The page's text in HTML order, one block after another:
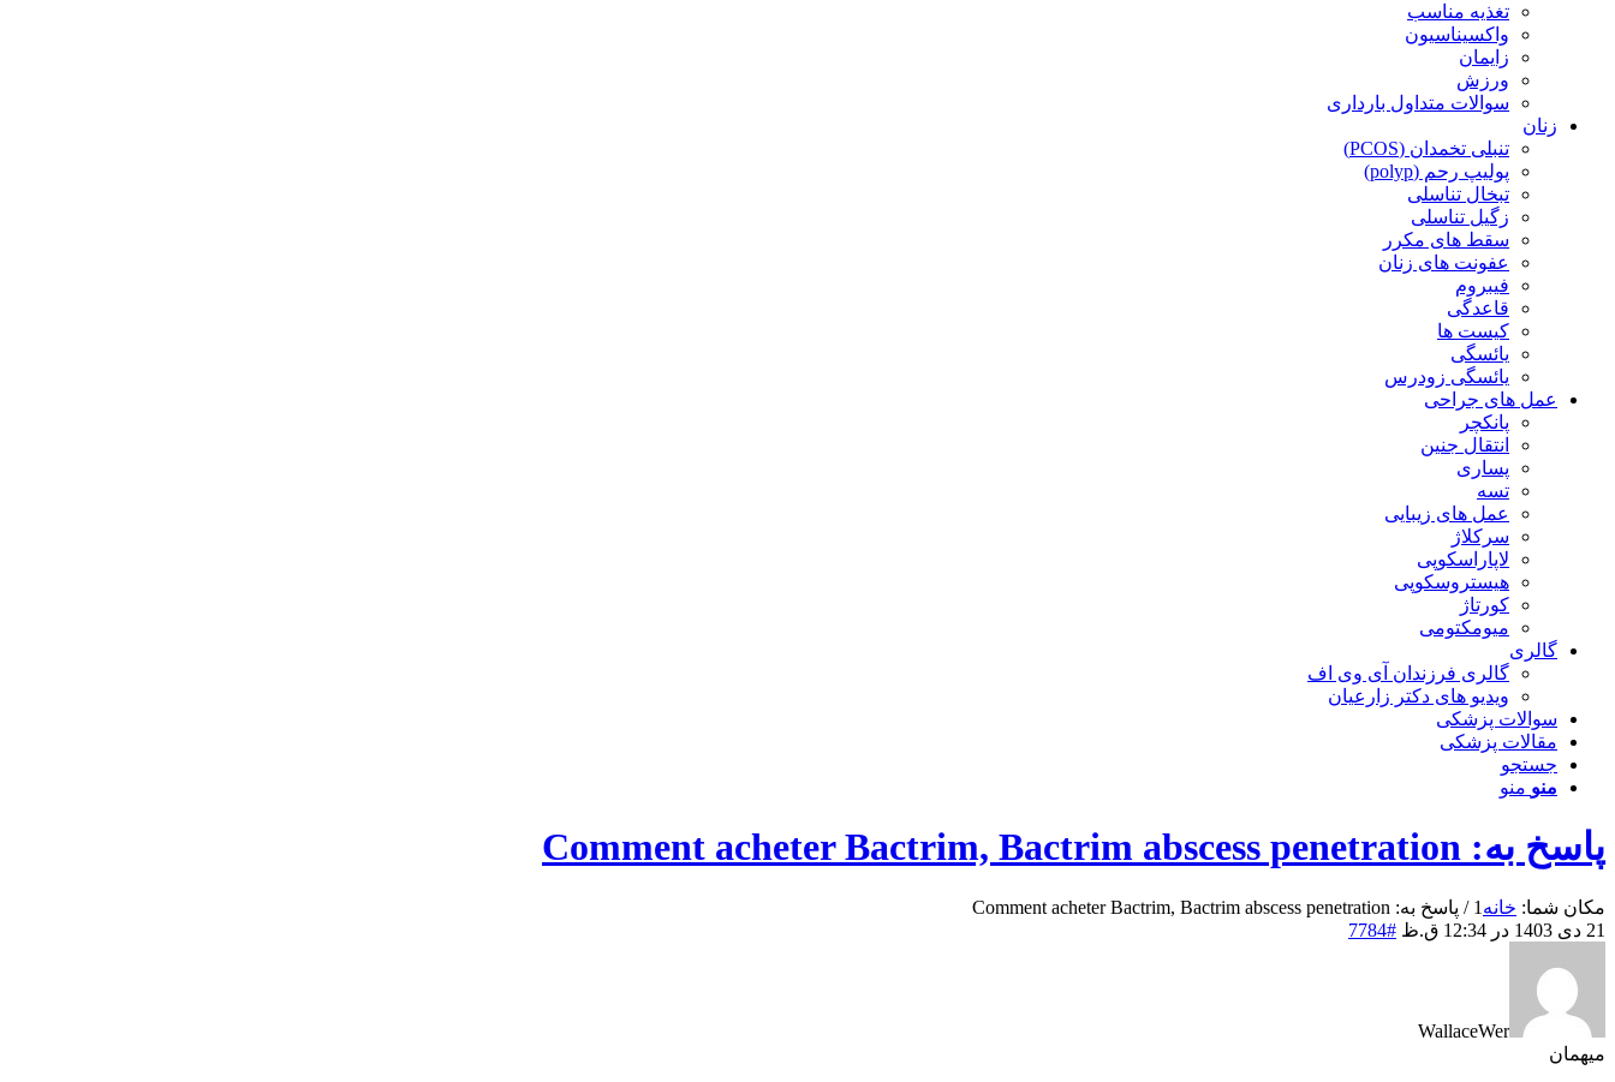
تغذیه مناسب
واکسیناسیون
زایمان
ورزش
سوالات متداول بارداری
زنان
تنبلی تخمدان (PCOS)
پولیپ رحم (polyp)
تبخال تناسلی
زگیل تناسلی
سقط های مکرر
عفونت های زنان
فیبروم
قاعدگی
کیست ها
یائسگی
یائسگی زودرس
عمل های جراحی
پانکچر
انتقال جنین
پساری
تسه
عمل های زیبایی
سرکلاژ
لاپاراسکوپی
هیستروسکوپی
کورتاژ
میومکتومی
گالری
گالری فرزندان آی وی اف
ویدیو های دکتر زارعیان
سوالات پزشکی
مقالات پزشکی
جستجو
منو منو
پاسخ به: Comment acheter Bactrim, Bactrim abscess penetration
مکان شما: خانه 1
/ پاسخ به: Comment acheter Bactrim, Bactrim abscess penetration
21 دی 1403 در 12:34 ق.ظ
#7784
WallaceWer
میهمان